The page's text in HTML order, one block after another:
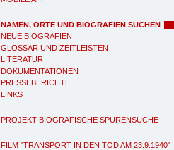
NAMEN, ORTE UND BIOGRAFIEN SUCHEN
NEUE BIOGRAFIEN
GLOSSAR UND ZEITLEISTEN
LITERATUR
DOKUMENTATIONEN
PRESSEBERICHTE
LINKS
PROJEKT BIOGRAFISCHE SPURENSUCHE
FILM "TRANSPORT IN DEN TOD AM 23.9.1940"